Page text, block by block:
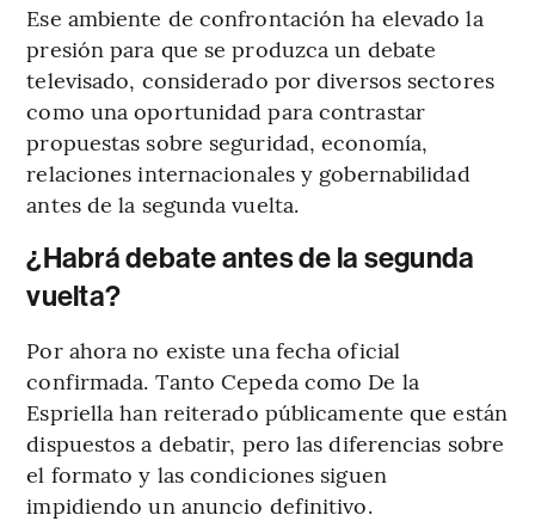
Ese ambiente de confrontación ha elevado la
presión para que se produzca un debate
televisado, considerado por diversos sectores
como una oportunidad para contrastar
propuestas sobre seguridad, economía,
relaciones internacionales y gobernabilidad
antes de la segunda vuelta.
¿Habrá debate antes de la segunda
vuelta?
Por ahora no existe una fecha oficial
confirmada. Tanto Cepeda como De la
Espriella han reiterado públicamente que están
dispuestos a debatir, pero las diferencias sobre
el formato y las condiciones siguen
impidiendo un anuncio definitivo.